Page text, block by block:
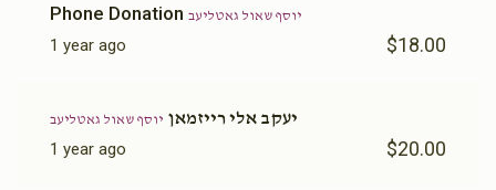
Phone Donation יוסף שאול גאטליעב
1 year ago $18.00
יעקב אלי רייזמאן יוסף שאול גאטליעב
1 year ago $20.00